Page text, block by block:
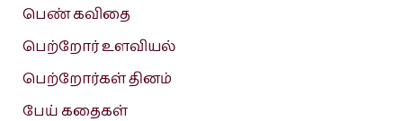
பெண் கவிதை
பெற்றோர் உளவியல்
பெற்றோர்கள் தினம்
பேய் கதைகள்